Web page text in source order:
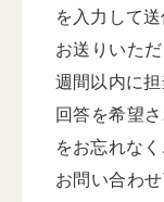
を入力して
お送りいた
週間以内に担
回答を希望
をお忘れなく
お問い合わ